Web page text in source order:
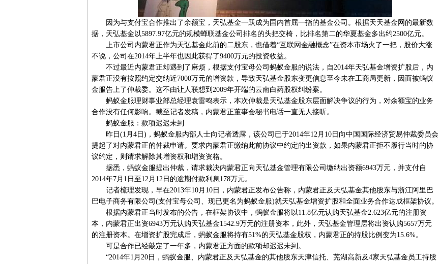
因为与支付宝合作推出了余额宝，天弘基金一跃成为国内首屈一指的基金公司。根据天天基金网的最新数
据，天弘基金以5897.97亿元的规模蝉联基金公司排名的头把交椅，比排名第二的华夏基金多出约2500亿元。
上市公司内蒙君正作为天弘基金此前的二股东，也借着“互联网金融概念”在资本市场火了一把，股价大涨
不说，公司在2014年上半年也因此获得了9400万元的投资收益。
不过最近内蒙君正却遇到了麻烦，根据支付宝母公司蚂蚁金服的说法，自2014年天弘基金增资扩股后，内
蒙君正没有按照约定交纳近7000万元的增资款，导致天弘基金股东变更信息至今未在工商局更新，因而被蚂蚁
金服告上了仲裁委。这不由让人联想到2009年开端的云南白药股权纠纷案。
蚂蚁金服理财事业部总经理袁雷鸣表示，本次仲裁是天弘基金股东层面解决争议的行为，对余额宝的业务
合作没有任何影响。截至记者发稿，内蒙君正董事会秘书电话一直无人接听。
蚂蚁金服：款项迟迟未到
昨日(1月4日)，蚂蚁金服内部人士向记者透露，该公司已于2014年12月10日向中国国际经济贸易仲裁委员会
提起了对内蒙君正的仲裁申请。要求内蒙君正缴纳此前协议中约定的出资款，如果内蒙君正拒不履行当时的协
议约定，则请求解除其增资权和增资资格。
据悉，蚂蚁金服提出仲裁，请求裁决内蒙君正向天弘基金管理有限公司缴纳出资额6943万元，并支付自
2014年7月1日至12月12日的逾期付款利息178万元。
记者梳理发现，早在2013年10月10日，内蒙君正发布公告称，内蒙君正及天弘基金其他股东与浙江阿里巴
巴电子商务有限公司(支付宝母公司、现已更名为蚂蚁金服)就天弘基金增资扩股和全面业务合作达成框架协议。
根据内蒙君正当时发布的公告，在框架协议中，蚂蚁金服将以11.8亿元认购天弘基金2.623亿元的注册资
本，内蒙君正出资6943万元认购天弘基金1542.9万元的注册资本，此外，天弘基金管理层将出资认购5657万元
的注册资本。在增资扩股完成后，蚂蚁金服将持有51%的天弘基金股权，内蒙君正的持股比例变为15.6%。
可是合作已经敲定了一年多，内蒙君正方面的款项却迟迟未到。
“2014年1月20日，蚂蚁金服、内蒙君正及天弘基金的其他股东天津信托、芜湖高新及4家天弘基金员工持股